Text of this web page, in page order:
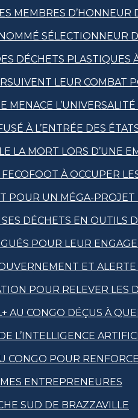
MEMBRES D’HONNEUR
SÉLECTIONNEUR
DÉCHETS PLASTIQUES
LEUR COMBAT
À L’ENTRÉE DES
LA MORT LORS D’UNE
À OCCUPER
POUR UN MÉGA-
DÉCHETS EN OUTILS
POUR LEUR
ET
POUR RELEVER LES
AU CONGO DÉÇUS À
L’INTELLIGENCE
CONGO POUR
ENTREPRENEURES
SUD DE BRAZZAVILLE